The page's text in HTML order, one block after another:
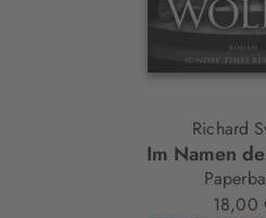
Richard
Im Namen
18,00